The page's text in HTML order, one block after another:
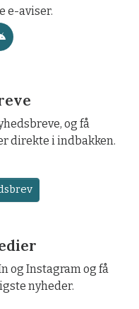
e-aviser.
og få
direkte i indbakken.
og Instagram og få
nyheder.